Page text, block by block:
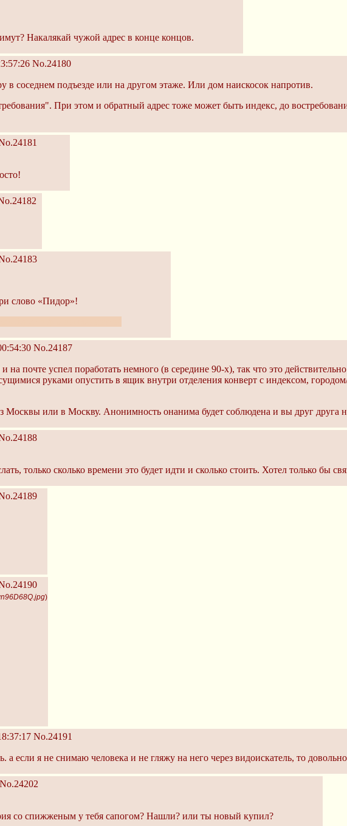
Накалякай чужой адрес в конце концов.
No.24180
в соседнем подъезде или на другом этаже. Или дом наискосок напротив.
При этом и обратный адрес тоже может быть индекс, до
слово «Пидор»!
No.24187
на почте успел поработать немного (в середине 90-х), так что это
руками опустить в ящик внутри отделения конверт с индексом,
Москвы или в Москву. Анонимность онанима будет соблюдена и вы друг друга
только сколько времени это будет идти и сколько стоить. Хотел только бы
)
No.24191
а если я не снимаю человека и не гляжу на него через видоискатель, то
No.24202
со спижженым у тебя сапогом? Нашли? или ты новый купил?